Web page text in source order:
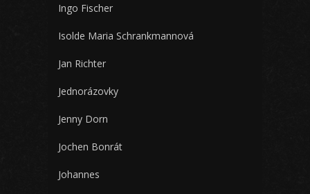
Ingo Fischer
Isolde Maria Schrankmannová
Jan Richter
Jednorázovky
Jenny Dorn
Jochen Bonrát
Johannes